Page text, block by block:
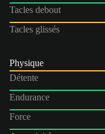
Tacles debout
Tacles glissés
Physique
Détente
Endurance
Force